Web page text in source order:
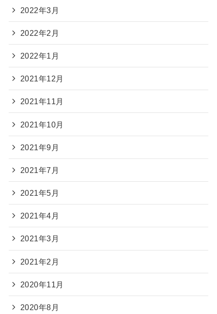
2022年3月
2022年2月
2022年1月
2021年12月
2021年11月
2021年10月
2021年9月
2021年7月
2021年5月
2021年4月
2021年3月
2021年2月
2020年11月
2020年8月